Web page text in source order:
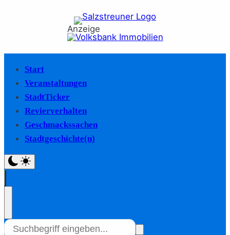
Anzeige
Start
Veranstaltungen
StadtTicker
Revierverhalten
Geschmackssachen
Stadtgeschichte(n)